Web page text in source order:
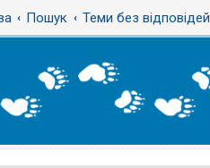
Пошук Теми без відповідей